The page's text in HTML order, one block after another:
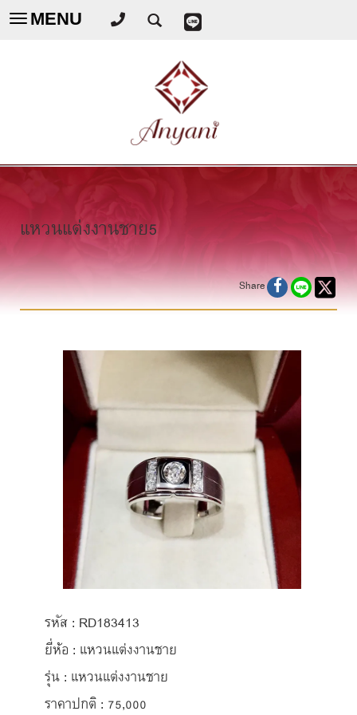
Toggle
MENU
แหวนแต่งงานชาย5
Share
รหัส : RD183413
ยี่ห้อ : แหวนแต่งงานชาย
รุ่น : แหวนแต่งงานชาย
ราคาปกติ : 75,000